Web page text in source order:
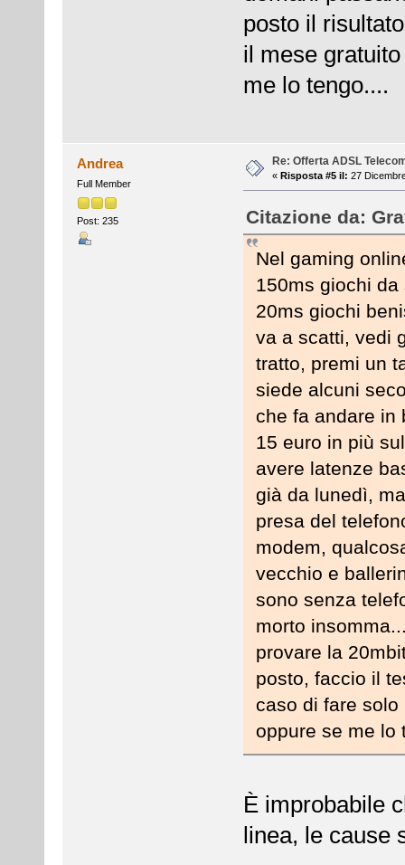
posto il
il mese
me lo tengo....
Andrea
Full Member
Post: 235
Re: Offerta ADSL
« Risposta #5 il: 27
Citazione da:
Nel gaming
150ms giochi
20ms giochi
va a scatti, vedi
tratto, premi un
siede alcuni
che fa andare in
15 euro in più
avere latenze
già da lunedì,
presa del
modem,
vecchio e
sono senza
morto
provare la
posto, faccio il
caso di fare
oppure se me lo
È improbabile
linea, le cause